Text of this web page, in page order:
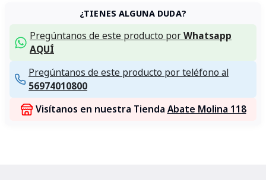
¿TIENES ALGUNA DUDA?
Pregúntanos de este producto porWhatsapp
AQUÍ
Pregúntanos de este producto por teléfono al
56974010800
Visítanos en nuestra Tienda Abate Molina 118